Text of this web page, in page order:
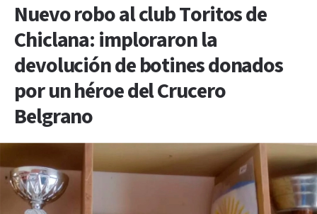
Nuevo robo al club Toritos de
Chiclana: imploraron la
devolución de botines donados
por un héroe del Crucero
Belgrano